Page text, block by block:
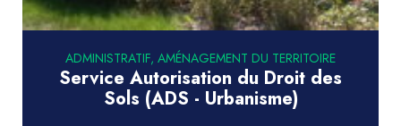
ADMINISTRATIF, AMÉNAGEMENT DU TERRITOIRE
Service Autorisation du Droit des
Sols (ADS - Urbanisme)